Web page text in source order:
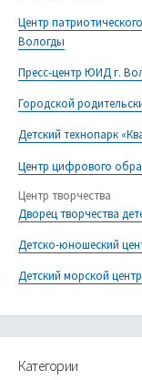
Центр
Вологды
Пресс-центр ЮИД г.
Городской
Детский технопарк
Центр цифрового
Центр творчества
Дворец творчества
Детско-юношеский
Детский морской
Категории